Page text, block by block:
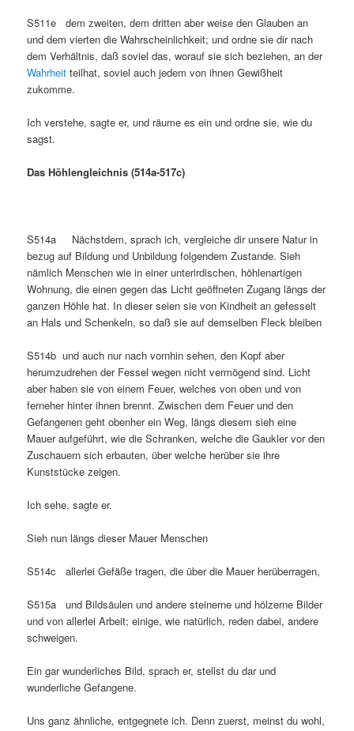
S511e dem zweiten, dem dritten aber weise den Glauben an
und dem vierten die Wahrscheinlichkeit; und ordne sie dir nach
dem Verhältnis, daß soviel das, worauf sie sich beziehen, an der
Wahrheit teilhat, soviel auch jedem von ihnen Gewißheit
zukomme.
Ich verstehe, sagte er, und räume es ein und ordne sie, wie du
sagst.
Das Höhlengleichnis (514a-517c)
S514a Nächstdem, sprach ich, vergleiche dir unsere Natur in
bezug auf Bildung und Unbildung folgendem Zustande. Sieh
nämlich Menschen wie in einer unterirdischen, höhlenartigen
Wohnung, die einen gegen das Licht geöffneten Zugang längs der
ganzen Höhle hat. In dieser seien sie von Kindheit an gefesselt
an Hals und Schenkeln, so daß sie auf demselben Fleck bleiben
S514b und auch nur nach vornhin sehen, den Kopf aber
herumzudrehen der Fessel wegen nicht vermögend sind. Licht
aber haben sie von einem Feuer, welches von oben und von
ferneher hinter ihnen brennt. Zwischen dem Feuer und den
Gefangenen geht obenher ein Weg, längs diesem sieh eine
Mauer aufgeführt, wie die Schranken, welche die Gaukler vor den
Zuschauern sich erbauten, über welche herüber sie ihre
Kunststücke zeigen.
Ich sehe, sagte er.
Sieh nun längs dieser Mauer Menschen
S514c allerlei Gefäße tragen, die über die Mauer herüberragen,
S515a und Bildsäulen und andere steinerne und hölzerne Bilder
und von allerlei Arbeit; einige, wie natürlich, reden dabei, andere
schweigen.
Ein gar wunderliches Bild, sprach er, stellst du dar und
wunderliche Gefangene.
Uns ganz ähnliche, entgegnete ich. Denn zuerst, meinst du wohl,